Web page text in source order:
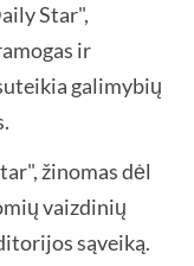
Star",
ir
galimybių
žinomas dėl
vaizdinių
sąveiką.